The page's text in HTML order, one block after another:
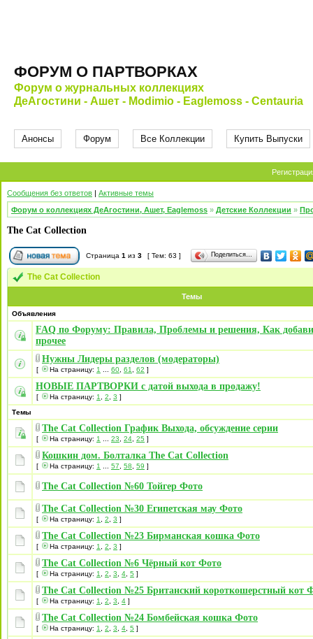
ФОРУМ О ПАРТВОРКАХ
Форум о журнальных коллекциях
ДеАгостини - Ашет - Modimio - Eaglemoss - Centauria
Анонсы Форум Все Коллекции Купить Выпуски
Сообщения без ответов | Активные темы
Форум о коллекциях ДеАгостини, Ашет, Eaglemoss » Детские Коллекции »
The Cat Collection
Страница 1 из 3 [ Тем: 63 ] Поделиться…
The Cat Collection
Темы
Объявления
FAQ по Форуму: Правила, Проблемы и решения, Как
прочее
Нужны Лидеры разделов (модераторы)
[ На страницу: 1 60 61 62 ]
НОВЫЕ ПАРТВОРКИ с датой выхода в продажу!
[ На страницу: 1 2 3 ]
Темы
The Cat Collection График Выхода, обсуждение серии
[ На страницу: 1 23 24 25 ]
Кошкин дом. Болталка The Cat Collection
[ На страницу: 1 57 58 59 ]
The Cat Collection №60 Тойгер Фото
The Cat Collection №30 Египетская мау Фото
[ На страницу: 1 2 3 ]
The Cat Collection №23 Бирманская кошка Фото
[ На страницу: 1 2 3 ]
The Cat Collection №6 Чёрный кот Фото
[ На страницу: 1 2 3 4 5 ]
The Cat Collection №25 Британский короткошерстный кот
[ На страницу: 1 2 3 4 ]
The Cat Collection №24 Бомбейская кошка Фото
[ На страницу: 1 2 3 4 5 ]